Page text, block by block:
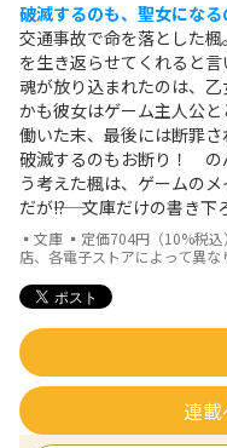
破滅するのも、聖女になる
交通事故で命を落とした
を生き返らせてくれると
魂が放り込まれたのは、
かも彼女はゲーム主人公
働いた末、最後には断罪
破滅するのもお断り！
う考えた楓は、ゲームの
だが――!? 文庫だけの書き下
▪文庫 ▪定価704円（10%税
店、各電子ストアによって異な
連